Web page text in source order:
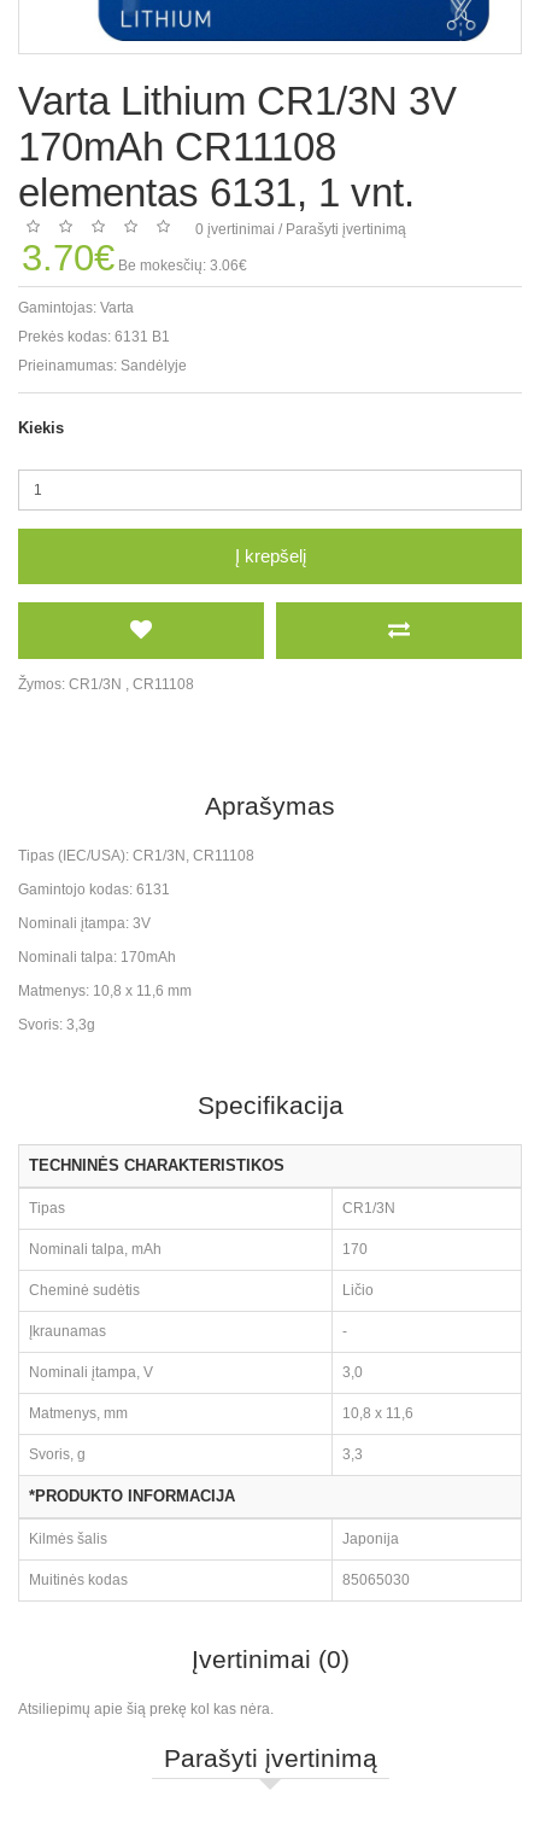
Varta Lithium CR1/3N 3V
170mAh CR11108
elementas 6131, 1 vnt.
0 įvertinimai / Parašyti įvertinimą
3.70€ Be mokesčių: 3.06€
Gamintojas: Varta
Prekės kodas: 6131 B1
Prieinamumas: Sandėlyje
Kiekis
Į krepšelį
Žymos: CR1/3N , CR11108
Aprašymas
Tipas (IEC/USA): CR1/3N, CR11108
Gamintojo kodas: 6131
Nominali įtampa: 3V
Nominali talpa: 170mAh
Matmenys: 10,8 x 11,6 mm
Svoris: 3,3g
Specifikacija
TECHNINĖS CHARAKTERISTIKOS
Tipas CR1/3N
Nominali talpa, mAh 170
Cheminė sudėtis Ličio
Įkraunamas -
Nominali įtampa, V 3,0
Matmenys, mm 10,8 x 11,6
Svoris, g 3,3
*PRODUKTO INFORMACIJA
Kilmės šalis Japonija
Muitinės kodas 85065030
Įvertinimai (0)
Atsiliepimų apie šią prekę kol kas nėra.
Parašyti įvertinimą